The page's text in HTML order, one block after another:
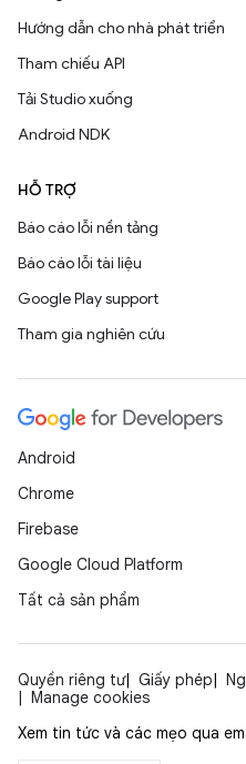
Hướng dẫn cho nhà phát triển
Tham chiếu API
Tải Studio xuống
Android NDK
HỖ TRỢ
Báo cáo lỗi nền tảng
Báo cáo lỗi tài liệu
Google Play support
Tham gia nghiên cứu
Android
Chrome
Firebase
Google Cloud Platform
Tất cả sản phẩm
Quyền riêng tư Giấy phép
Manage cookies
Xem tin tức và các mẹo qua